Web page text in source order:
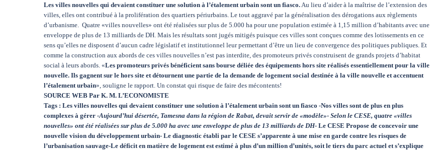
Les villes nouvelles qui devaient constituer une solution à l’étalement urbain sont un fiasco. Au lieu d’aider à la maîtrise de l’extension des
villes, elles ont contribué à la prolifération des quartiers périurbains. Le tout aggravé par la généralisation des dérogations aux règlements
d’urbanisme. Quatre «villes nouvelles» ont été réalisées sur plus de 5.000 ha pour une population estimée à 1,15 million d’habitants avec une
enveloppe de plus de 13 milliards de DH. Mais les résultats sont jugés mitigés puisque ces villes sont conçues comme des lotissements en ce
sens qu’elles ne disposent d’aucun cadre législatif et institutionnel leur permettant d’être un lieu de convergence des politiques publiques. Et
comme la construction aux abords de ces villes nouvelles n’est pas interdite, des promoteurs privés construisent de grands projets d’habitat
social à leurs abords. «Les promoteurs privés bénéficient sans bourse déliée des équipements hors site réalisés essentiellement pour la ville
nouvelle. Ils gagnent sur le hors site et détournent une partie de la demande de logement social destinée à la ville nouvelle et accentuent
l’étalement urbain», souligne le rapport. Un constat qui risque de faire des mécontents!
SOURCE WEB Par K. M. L’ECONOMISTE
Tags : Les villes nouvelles qui devaient constituer une solution à l’étalement urbain sont un fiasco -Nos villes sont de plus en plus
complexes à gérer -Aujourd’hui désertée, Tamesna dans la région de Rabat, devait servir de «modèle»- Selon le CESE, quatre «villes
nouvelles» ont été réalisées sur plus de 5.000 ha avec une enveloppe de plus de 13 milliards de DH- Le CESE Propose de concevoir une
nouvelle vision du développement urbain- Le diagnostic établi par le CESE s’apparente à une mise en garde contre les risques de
l’urbanisation sauvage-Le déficit en matière de logement est estimé à plus d’un million d’unités, soit le tiers du parc actuel et s’explique